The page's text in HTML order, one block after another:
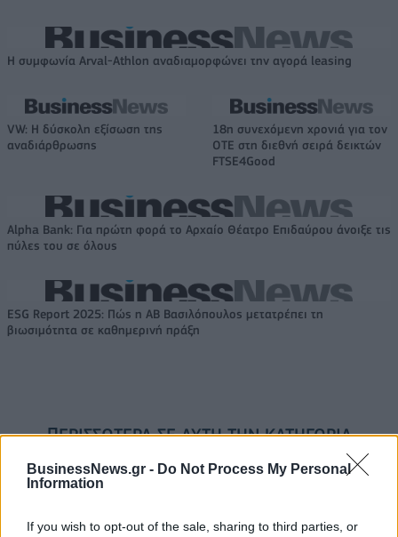
BusinessNews.gr - Do Not Process My Personal
Information
If you wish to opt-out of the sale, sharing to third parties, or
Η συμφωνία Arval-Athlon αναδιαμορφώνει την αγορά leasing
VW: Η δύσκολη εξίσωση της
αναδιάρθρωσης
18η συνεχόμενη χρονιά για τον
ΟΤΕ στη διεθνή σειρά δεικτών
FTSE4Good
Alpha Bank: Για πρώτη φορά το Αρχαίο Θέατρο Επιδαύρου άνοιξε τις
πύλες του σε όλους
ESG Report 2025: Πώς η ΑΒ Βασιλόπουλος μετατρέπει τη
βιωσιμότητα σε καθημερινή πράξη
ΠΕΡΙΣΣΌΤΕΡΑ ΣΕ ΑΥΤΉ ΤΗΝ ΚΑΤΗΓΟΡΊΑ